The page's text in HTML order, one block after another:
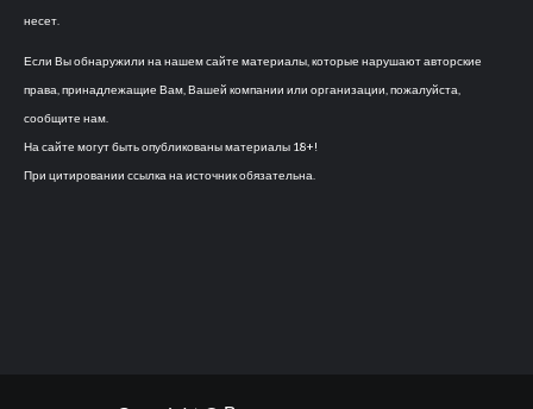
несет.
Если Вы обнаружили на нашем сайте материалы, которые нарушают авторские
права, принадлежащие Вам, Вашей компании или организации, пожалуйста,
сообщите нам.
На сайте могут быть опубликованы материалы 18+!
При цитировании ссылка на источник обязательна.